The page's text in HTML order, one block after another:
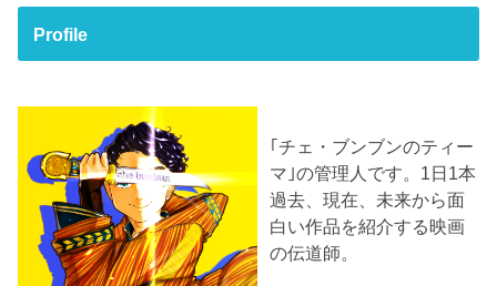
Profile
｢チェ・ブンブンのティー
マ｣の管理人です。1日1本
過去、現在、未来から面
白い作品を紹介する映画
の伝道師。